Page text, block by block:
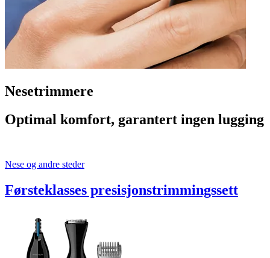
Nesetrimmere
Optimal komfort, garantert ingen lugging
Nese og andre steder
Førsteklasses presisjonstrimmingssett